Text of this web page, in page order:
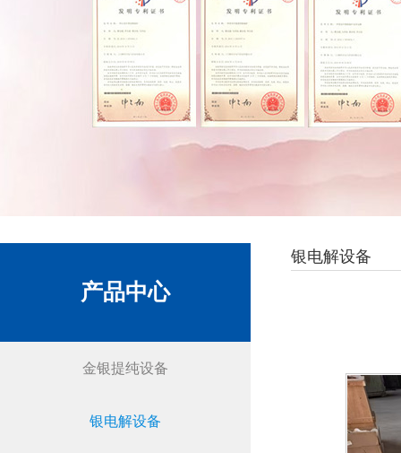
产品中心
金银提纯设备
银电解设备
银电解设备